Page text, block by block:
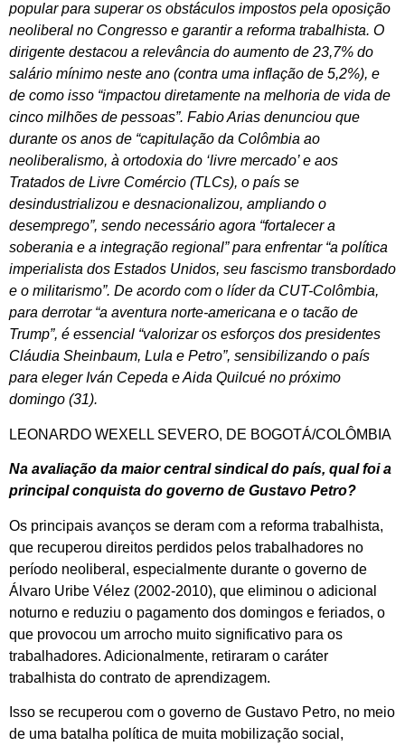
popular para superar os obstáculos impostos pela oposição
neoliberal no Congresso e garantir a reforma trabalhista. O
dirigente destacou a relevância do aumento de 23,7% do
salário mínimo neste ano (contra uma inflação de 5,2%), e
de como isso “impactou diretamente na melhoria de vida de
cinco milhões de pessoas”. Fabio Arias denunciou que
durante os anos de “capitulação da Colômbia ao
neoliberalismo, à ortodoxia do ‘livre mercado’ e aos
Tratados de Livre Comércio (TLCs), o país se
desindustrializou e desnacionalizou, ampliando o
desemprego”, sendo necessário agora “fortalecer a
soberania e a integração regional” para enfrentar “a política
imperialista dos Estados Unidos, seu fascismo transbordado
e o militarismo”. De acordo com o líder da CUT-Colômbia,
para derrotar “a aventura norte-americana e o tacão de
Trump”, é essencial “valorizar os esforços dos presidentes
Cláudia Sheinbaum, Lula e Petro”, sensibilizando o país
para eleger Iván Cepeda e Aida Quilcué no próximo
domingo (31).
LEONARDO WEXELL SEVERO, DE BOGOTÁ/COLÔMBIA
Na avaliação da maior central sindical do país, qual foi a
principal conquista do governo de Gustavo Petro?
Os principais avanços se deram com a reforma trabalhista,
que recuperou direitos perdidos pelos trabalhadores no
período neoliberal, especialmente durante o governo de
Álvaro Uribe Vélez (2002-2010), que eliminou o adicional
noturno e reduziu o pagamento dos domingos e feriados, o
que provocou um arrocho muito significativo para os
trabalhadores. Adicionalmente, retiraram o caráter
trabalhista do contrato de aprendizagem.
Isso se recuperou com o governo de Gustavo Petro, no meio
de uma batalha política de muita mobilização social,